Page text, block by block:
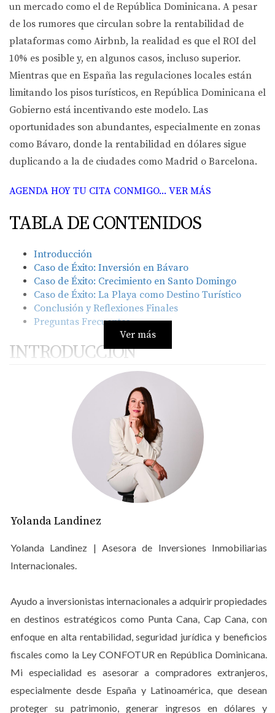
un mercado como el de República Dominicana. A pesar
de los rumores que circulan sobre la rentabilidad de
plataformas como Airbnb, la realidad es que el ROI del
10% es posible y, en algunos casos, incluso superior.
Mientras que en España las regulaciones locales están
limitando los pisos turísticos, en República Dominicana el
Gobierno está incentivando este modelo. Las
oportunidades son abundantes, especialmente en zonas
como Bávaro, donde la rentabilidad en dólares sigue
duplicando a la de ciudades como Madrid o Barcelona.
AGENDA HOY TU CITA CONMIGO... VER MÁS
TABLA DE CONTENIDOS
Introducción
Caso de Éxito: Inversión en Bávaro
Caso de Éxito: Crecimiento en Santo Domingo
Caso de Éxito: La Playa como Destino Turístico
Conclusión y Reflexiones Finales
Preguntas Frecuentes
INTRODUCCIÓN
La inversión en propiedades de alquiler a corto plazo ha
cobrado fuerza en los últimos años, y no es para menos.
Con el auge de plataformas como Airbnb, muchos
propietarios han encontrado una forma rentable de
generar ingresos pasivos. Sin embargo, también han
surgido preocupaciones sobre la sostenibilidad y la
regulación del sector. En este contexto, República
Dominicana se presenta como un destino atractivo para
quienes buscan maximizar su retorno de inversión. A
demuestran cómo es posible obtener un ROI del 10% o
CASO DE ÉXITO: INVERSIÓN EN
BÁVARO
Bávaro es conocido por sus impresionantes playas y
resorts todo incluido, lo que lo convierte en un imán para
turistas de todo el mundo. María y José, una pareja
Ver más
Yolanda Landinez
Yolanda Landinez | Asesora de Inversiones Inmobiliarias
Internacionales.
Ayudo a inversionistas internacionales a adquirir propiedades
en destinos estratégicos como Punta Cana, Cap Cana, con
enfoque en alta rentabilidad, seguridad jurídica y beneficios
fiscales como la Ley CONFOTUR en República Dominicana.
Mi especialidad es asesorar a compradores extranjeros,
especialmente desde España y Latinoamérica, que desean
proteger su patrimonio, generar ingresos en dólares y